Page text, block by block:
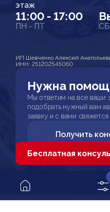
этаж
11:00 - 17:00
ПН - ПТ
ИП Шевченко Алексей
ИНН: 251202545060
Нужна
Мы ответим на все ваши
подобрать нужный вам
заявку и с вами
Получить
Бесплатная